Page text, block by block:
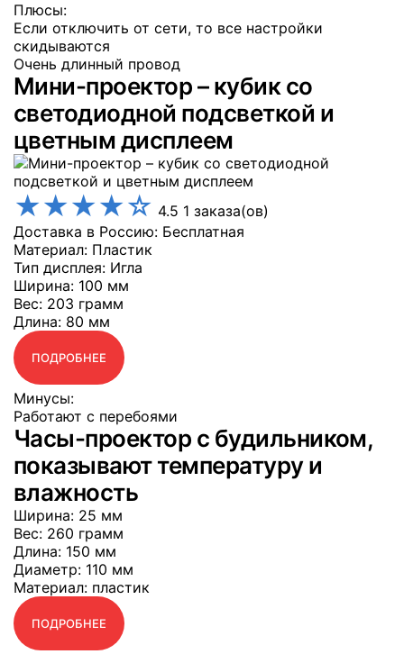
Плюсы:
Если отключить от сети, то все настройки
скидываются
Очень длинный провод
Мини-проектор – кубик со
светодиодной подсветкой и
цветным дисплеем
★★★★☆ 4.5 1 заказа(ов)
Доставка в Россию: Бесплатная
Материал: Пластик
Тип дисплея: Игла
Ширина: 100 мм
Вес: 203 грамм
Длина: 80 мм
ПОДРОБНЕЕ
Минусы:
Работают с перебоями
Часы-проектор с будильником,
показывают температуру и
влажность
Ширина: 25 мм
Вес: 260 грамм
Длина: 150 мм
Диаметр: 110 мм
Материал: пластик
ПОДРОБНЕЕ